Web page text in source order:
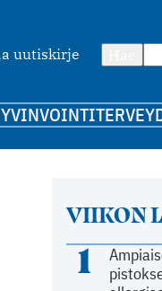
uutiskirje
VIIKON
1